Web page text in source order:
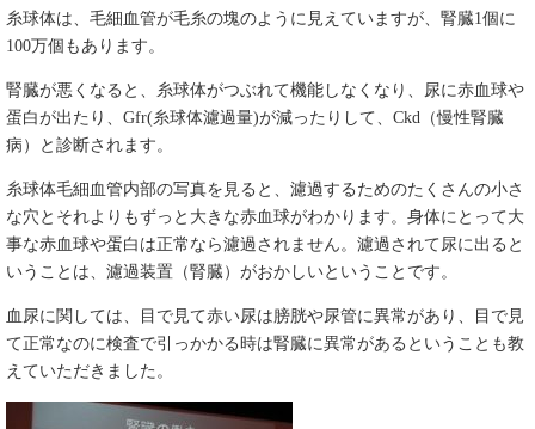
糸球体は、毛細血管が毛糸の塊のように見えていますが、腎臓1個に
100万個もあります。
腎臓が悪くなると、糸球体がつぶれて機能しなくなり、尿に赤血球や
蛋白が出たり、Gfr(糸球体濾過量)が減ったりして、Ckd（慢性腎臓
病）と診断されます。
糸球体毛細血管内部の写真を見ると、濾過するためのたくさんの小さ
な穴とそれよりもずっと大きな赤血球がわかります。身体にとって大
事な赤血球や蛋白は正常なら濾過されません。濾過されて尿に出ると
いうことは、濾過装置（腎臓）がおかしいということです。
血尿に関しては、目で見て赤い尿は膀胱や尿管に異常があり、目で見
て正常なのに検査で引っかかる時は腎臓に異常があるということも教
えていただきました。